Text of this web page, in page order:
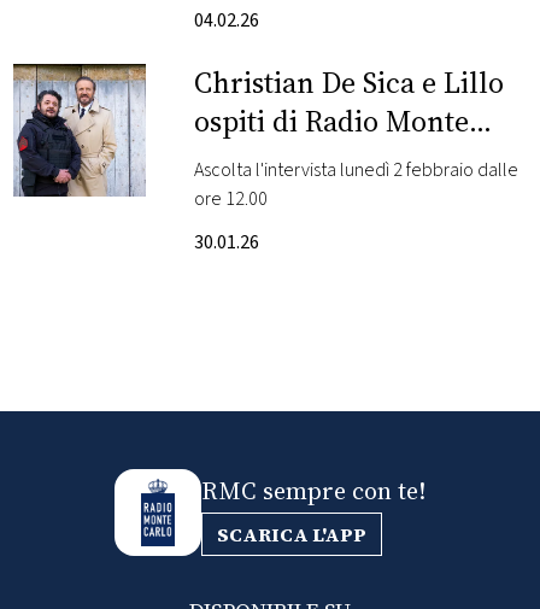
CONSIGLIA
04.02.26
Christian De Sica e Lillo
ospiti di Radio Monte
Carlo
Ascolta l'intervista lunedì 2 febbraio dalle
ore 12.00
30.01.26
RMC sempre con te!
SCARICA L'APP